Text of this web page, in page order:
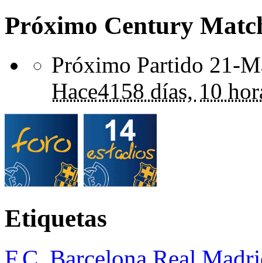
Próximo Century
Próximo Partido 21-
Hace4158 días, 10
Etiquetas